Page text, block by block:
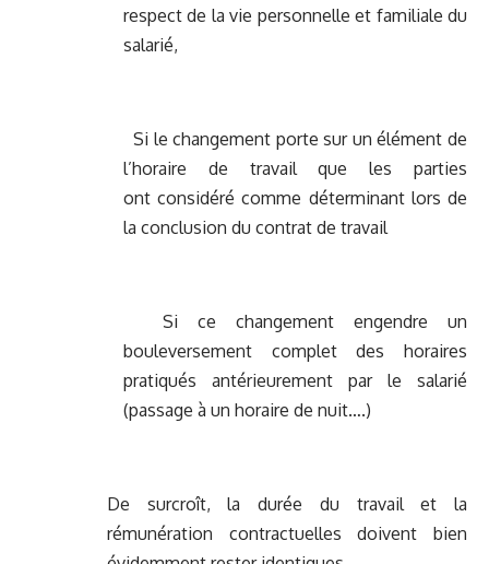
respect de la vie personnelle et familiale du
salarié,
Si le changement porte sur un élément de
l’horaire de travail que les parties
ont considéré comme déterminant lors de
la conclusion du contrat de travail
Si ce changement engendre un
bouleversement complet des horaires
pratiqués antérieurement par le salarié
(passage à un horaire de nuit….)
De surcroît, la durée du travail et la
rémunération contractuelles doivent bien